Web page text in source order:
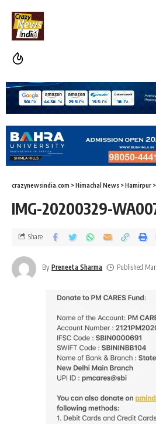
crazynewsindia.com >Himachal News >Hamirpur
IMG-20200329-
By Preneeta Sharma Published
Share